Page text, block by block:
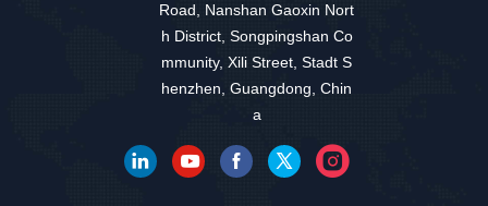
Road, Nanshan Gaoxin Nort
h District, Songpingshan Co
mmunity, Xili Street, Stadt S
henzhen, Guangdong, Chin
a